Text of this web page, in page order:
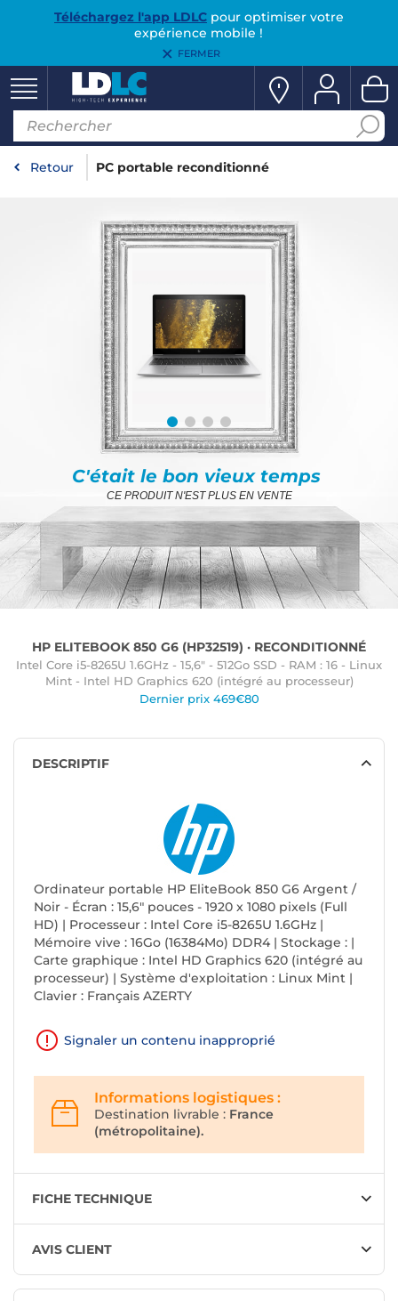
Téléchargez l'app LDLCpour optimiser votre
expérience mobile !
FERMER
Retour PC portable reconditionné
C'était le bon vieux temps
CE PRODUIT N'EST PLUS EN VENTE
HP ELITEBOOK 850 G6 (HP32519) · RECONDITIONNÉ
Intel Core i5-8265U 1.6GHz - 15,6" - 512Go SSD - RAM : 16 - Linux
Mint - Intel HD Graphics 620 (intégré au processeur)
Dernier prix 469€80
DESCRIPTIF
Ordinateur portable HP EliteBook 850 G6 Argent /
Noir - Écran : 15,6" pouces - 1920 x 1080 pixels (Full
HD) | Processeur : Intel Core i5-8265U 1.6GHz |
Mémoire vive : 16Go (16384Mo) DDR4 | Stockage : |
Carte graphique : Intel HD Graphics 620 (intégré au
processeur) | Système d'exploitation : Linux Mint |
Clavier : Français AZERTY
Signaler un contenu inapproprié
Informations logistiques :
Destination livrable : France
(métropolitaine).
FICHE TECHNIQUE
AVIS CLIENT